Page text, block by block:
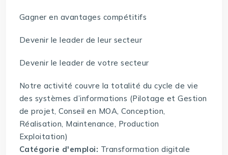
Gagner en avantages compétitifs
Devenir le leader de leur secteur
Devenir le leader de votre secteur
Notre activité couvre la totalité du cycle de vie
des systèmes d’informations (Pilotage et Gestion
de projet, Conseil en MOA, Conception,
Réalisation, Maintenance, Production
Exploitation)
Catégorie d'emploi: Transformation digitale